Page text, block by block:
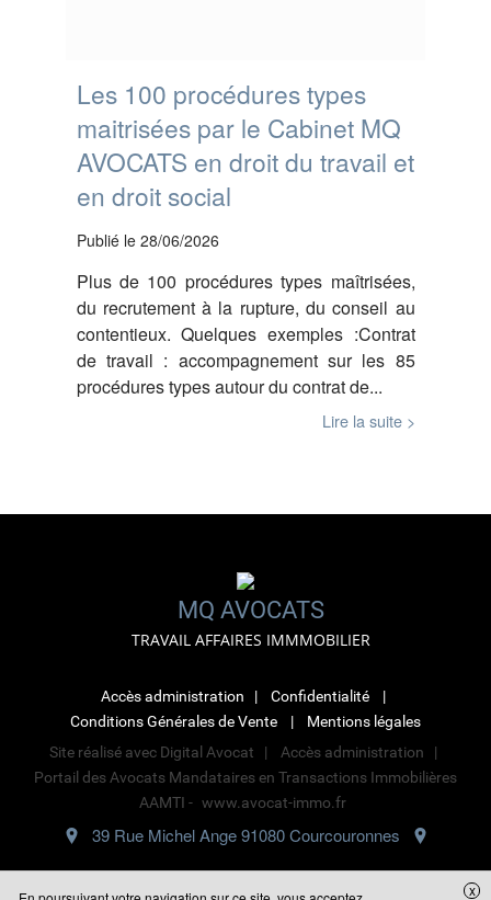
Les 100 procédures types
maitrisées par le Cabinet MQ
AVOCATS en droit du travail et
en droit social
Publié le 28/06/2026
Plus de 100 procédures types maîtrisées,
du recrutement à la rupture, du conseil au
contentieux. Quelques exemples :Contrat
de travail : accompagnement sur les 85
procédures types autour du contrat de...
Lire la suite >
MQ AVOCATS
TRAVAIL AFFAIRES IMMMOBILIER
Accès administration
Confidentialité
Conditions Générales de Vente
Mentions légales
Site réalisé avec Digital Avocat
Accès administration
Portail des Avocats Mandataires en Transactions Immobilières
AAMTI - www.avocat-immo.fr
x
39 Rue Michel Ange 91080 Courcouronnes